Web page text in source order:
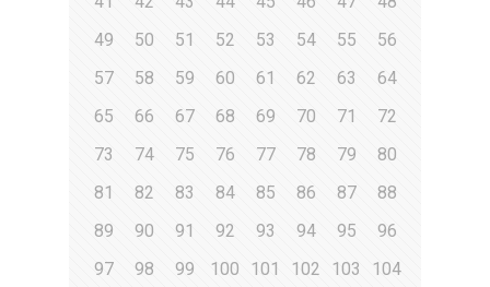
49
50 51 52 53 54 55
56
57
58 59 60 61 62 63
64
65
66 67 68 69 70 71
72
73
74 75 76 77 78 79
80
81
82 83 84 85 86 87
88
89
90 91 92 93 94 95
96
97
98 99 100 101 102 103
104